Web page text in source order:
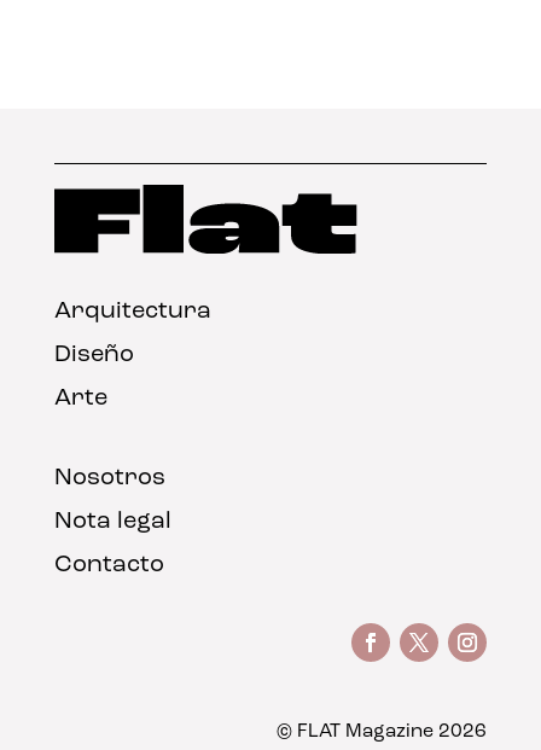
Arquitectura
Diseño
Arte
Nosotros
Nota legal
Contacto
© FLAT Magazine 2026